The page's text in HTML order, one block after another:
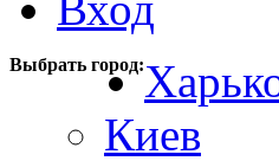
Выбрать город:
Киев